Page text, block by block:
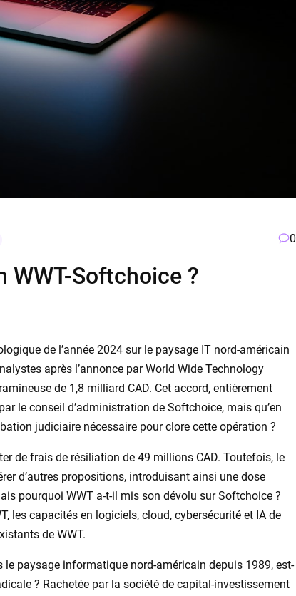
0
WWT-Softchoice ?
de l’année 2024 sur le paysage IT nord-américain
après l’annonce par World Wide Technology
de 1,8 milliard CAD. Cet accord, entièrement
le conseil d’administration de Softchoice, mais qu’en
judiciaire nécessaire pour clore cette opération ?
de frais de résiliation de 49 millions CAD. Toutefois, le
d’autres propositions, introduisant ainsi une dose
pourquoi WWT a-t-il mis son dévolu sur Softchoice ?
les capacités en logiciels, cloud, cybersécurité et IA de
de WWT.
paysage informatique nord-américain depuis 1989, est-
? Rachetée par la société de capital-investissement